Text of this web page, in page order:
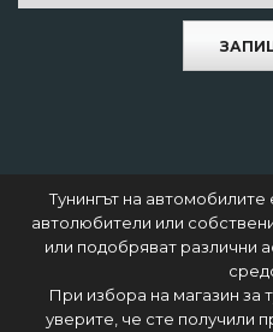
Тунингът на
автолюбители или
или подобряват различни
При избора на магазин за
уверите, че сте получили